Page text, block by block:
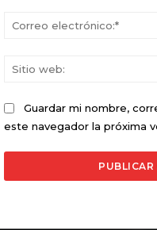
Guardar mi nombre,
este navegador la próxima